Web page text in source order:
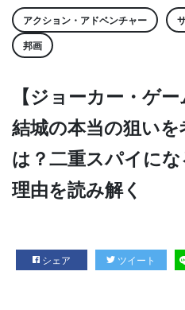
アクション・アドベンチャー
邦画
【ジョーカー・ゲ
結城の本当の狙い
は？二重スパイに
理由を読み解く
シェア ツイート